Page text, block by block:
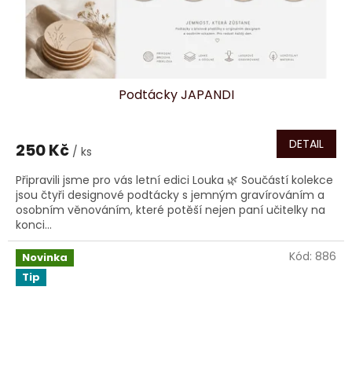
Podtácky JAPANDI
250 Kč / ks DETAIL
Připravili jsme pro vás letní edici Louka 🌿 Součástí kolekce
jsou čtyři designové podtácky s jemným gravírováním a
osobním věnováním, které potěší nejen paní učitelky na
konci...
Novinka
Tip
Kód: 886